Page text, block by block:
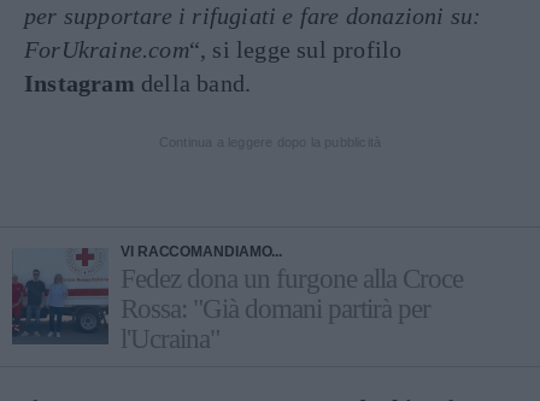
per supportare i rifugiati e fare donazioni su:
ForUkraine.com“, si legge sul profilo
Instagram della band.
VI RACCOMANDIAMO...
Fedez dona un furgone alla Croce
Rossa: "Già domani partirà per
l'Ucraina"